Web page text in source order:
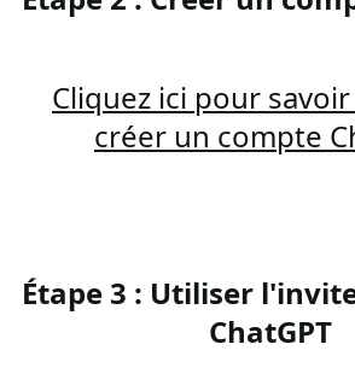
Cliquez ici pour
créer un compte
Étape 3 : Utiliser
ChatGPT